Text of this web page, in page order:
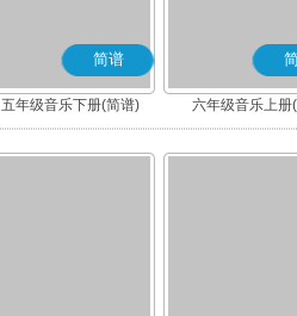
简谱
五年级音乐下册(简谱) 六年级音乐上册